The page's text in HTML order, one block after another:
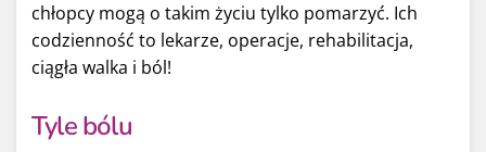
chłopcy mogą o takim życiu tylko pomarzyć. Ich
codzienność to lekarze, operacje, rehabilitacja,
ciągła walka i ból!
Tyle bólu